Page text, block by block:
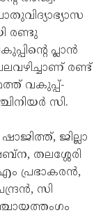
രണ്ടു
പ്ലാൻ
രണ്ട്
വകുപ്പ്-
സി.
ജില്ലാ
തലശ്ശേരി
പ്രഭാകരൻ,
സി